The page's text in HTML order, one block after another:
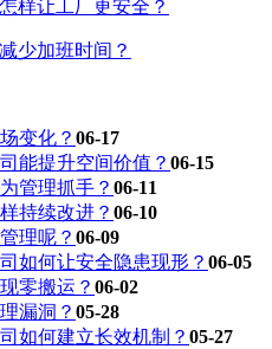
样让工厂更安全？
少加班时间？
变化？ 06-17
能提升空间价值？ 06-15
管理抓手？ 06-11
持续改进？ 06-10
理呢？ 06-09
如何让安全隐患现形？ 06-05
零搬运？ 06-02
漏洞？ 05-28
如何建立长效机制？ 05-27